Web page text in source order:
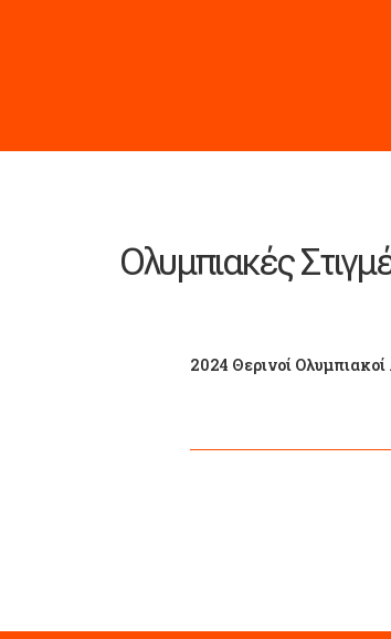
Ολυμπιακές
2024 Θερινοί